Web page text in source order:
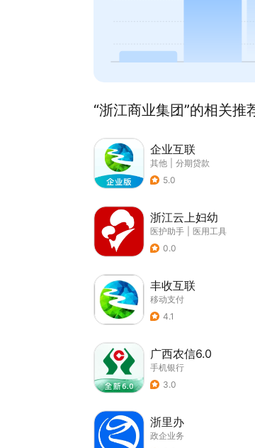
“浙江商业集团”的相关推
企业互联
其他
分期贷款
5.0
浙江云上妇幼
医护助手
医用工具
0.0
丰收互联
移动支付
4.1
广西农信6.0
手机银行
3.0
浙里办
政企业务